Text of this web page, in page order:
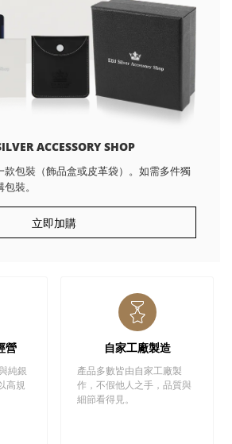
ACCESSORY SHOP
款包裝（飾品盒或皮革袋）。如需多件獨
裝。
立即加購
營
純銀
高規
自家工廠製造
產品多數皆由自家工廠製
作，不假他人之手，品質與
細節看得見。